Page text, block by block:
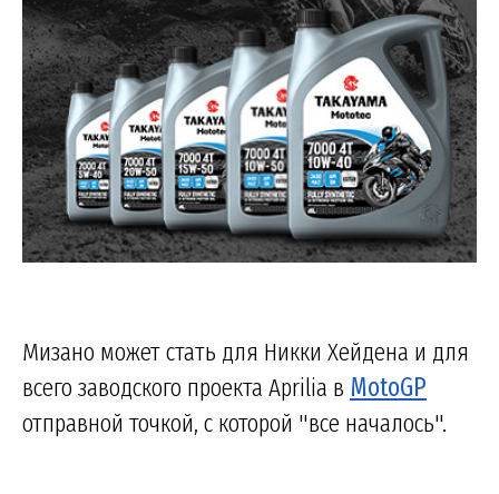
Мизано может стать для Никки Хейдена и для
всего заводского проекта Aprilia в MotoGP
отправной точкой, с которой "все началось".